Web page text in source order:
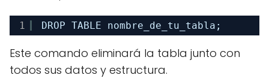
1 DROP TABLE nombre_de_tu_tabla;
Este comando eliminará la tabla junto con
todos sus datos y estructura.